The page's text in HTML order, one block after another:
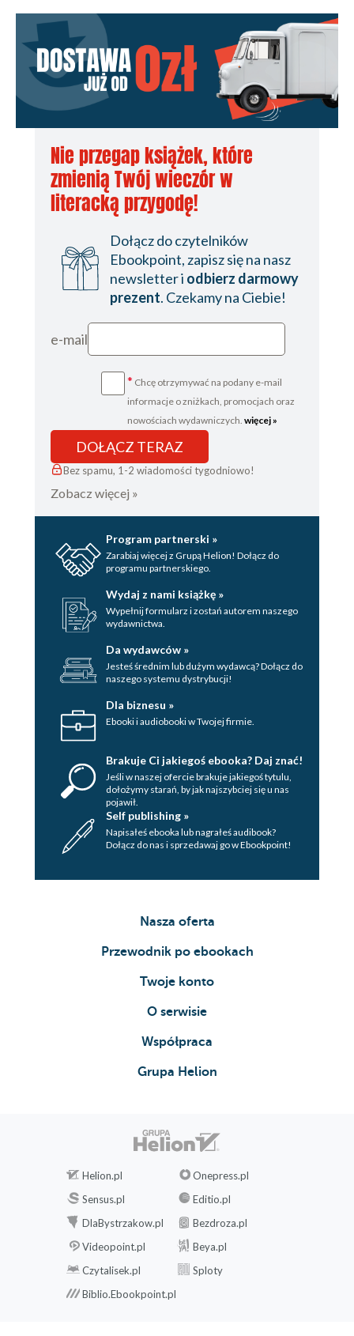
Projektowanie interfejsu
Gdzie mieści się logika
niezmienników?
FABRYKI ENCJI a FABRYKI
WARTOŚCI
Odtwarzanie zachowanych
obiektów
REPOZYTORIA
Odpytywanie
REPOZYTORIUM
Kod klienta, w
programistów, ignoruje
implementację
REPOZYTORIUM
Implementacja
REPOZYTORIUM
architektury
Relacje z FABRYKAMI
Projektowanie obiektów dla relacyjnych
baz danych
Prezentacja systemu logistycznego dla
Izolowanie dziedziny wprowadzenie
aplikacji
Rozróżnianie ENCJI oraz WARTOŚCI
Role (rola) oraz inne atrybuty
Projektowanie asocjacji w dziedzinie
logistyki morskiej
Granice AGREGATU
Przeglądanie scenariuszy
Przykładowa funkcjonalność
Przykładowa funkcjonalność
operacji
Tworzenie obiektów
klasy Cargo
Dodanie operacji obsługi
alternatywny AGREGATU Cargo
Nowa funkcjonalność sprawdzanie
Łączenie dwóch systemów
Wzbogacanie modelu
Poprawa wydajności
Poziomy refaktoryzacji
Proces odkrywania
Historia pewnego przełomu
Przyzwoity model, lecz
wciąż...
Moment przełomowy
Otrzeźwiająca decyzja
Nie przegap książek, które
zmienią Twój wieczór w
literacką przygodę!
Dołącz do czytelników
Ebookpoint, zapisz się na nasz
newsletter i odbierz darmowy
prezent. Czekamy na Ciebie!
e-mail
* Chcę otrzymywać na podany e-mail
informacje o zniżkach, promocjach oraz
nowościach wydawniczych. więcej »
DOŁĄCZ TERAZ
Bez spamu, 1-2 wiadomości tygodniowo!
Zobacz więcej »
Program partnerski »
Zarabiaj więcej z Grupą Helion! Dołącz do
programu partnerskiego.
Wydaj z nami książkę »
Wypełnij formularz i zostań autorem naszego
wydawnictwa.
Da wydawców »
Jesteś średnim lub dużym wydawcą? Dołącz do
naszego systemu dystrybucji!
Dla biznesu »
Ebooki i audiobooki w Twojej firmie.
Brakuje Ci jakiegoś ebooka? Daj znać!
Jeśli w naszej ofercie brakuje jakiegoś tytulu,
dołożymy starań, by jak najszybciej się u nas
pojawił.
Self publishing »
Napisałeś ebooka lub nagrałeś audibook?
Dołącz do nas i sprzedawaj go w Ebookpoint!
Nasza oferta
Przewodnik po ebookach
Twoje konto
O serwisie
Współpraca
Grupa Helion
Helion.pl
Onepress.pl
Sensus.pl
Editio.pl
DlaBystrzakow.pl
Bezdroza.pl
Videopoint.pl
Beya.pl
Czytalisek.pl
Sploty
Biblio.Ebookpoint.pl